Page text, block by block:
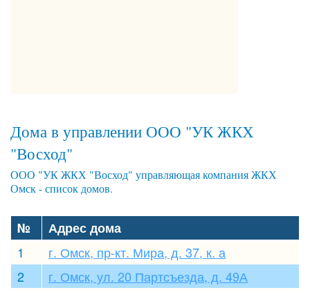
Дома в управлении ООО "УК ЖКХ
"Восход"
ООО "УК ЖКХ "Восход" управляющая компания ЖКХ
Омск - список домов.
№
Адрес дома
1
г. Омск, пр-кт. Мира, д. 37, к. а
2
г. Омск, ул. 20 Партсъезда, д. 49А